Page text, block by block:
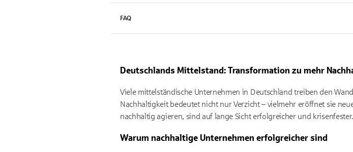
FAQ
Deutschlands Mittelstand: Transformation zu mehr
Viele mittelständische Unternehmen in Deutschland treiben den
Nachhaltigkeit bedeutet nicht nur Verzicht – vielmehr eröffnet sie
nachhaltig agieren, sind auf lange Sicht erfolgreicher und krisenfester.
Warum nachhaltige Unternehmen erfolgreicher sind